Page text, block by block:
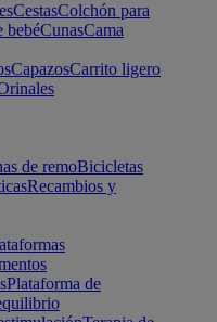
CestasColchón para
bebéCunasCama
CapazosCarrito ligero
de remoBicicletas
Recambios y
Plataforma de